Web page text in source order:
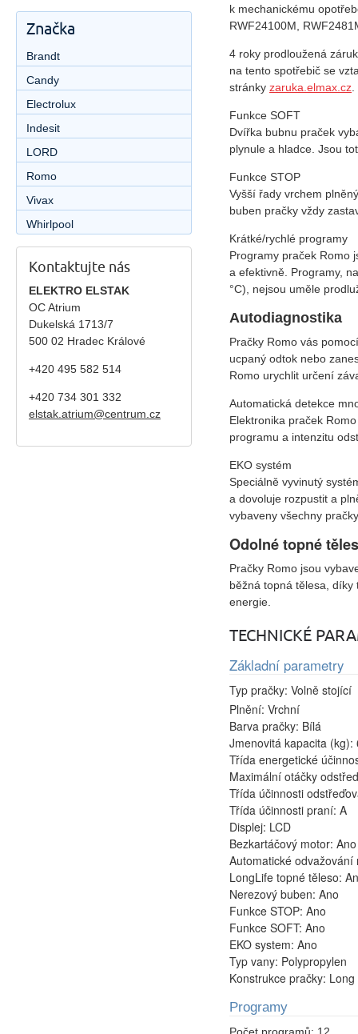
k mechanickému
RWF24100M,
4 roky prodloužená
na tento spotřebič se
stránky zaruka.elmax.cz.
Funkce SOFT
Dvířka bubnu praček
plynule a hladce. Jsou
Funkce STOP
Vyšší řady vrchem
buben pračky vždy
Krátké/rychlé programy
Programy praček Romo
a efektivně. Programy,
°C), nejsou uměle
Autodiagnostika
Pračky Romo vás
ucpaný odtok nebo
Romo urychlit určení
Automatická detekce
Elektronika praček
programu a intenzitu
EKO systém
Speciálně vyvinutý
a dovoluje rozpustit a
vybaveny všechny
Odolné topné
Pračky Romo jsou
běžná topná tělesa,
energie.
TECHNICKÉ
Základní parametry
Typ pračky: Volně stojící
Plnění: Vrchní
Barva pračky: Bílá
Jmenovitá kapacita (kg):
Třída energetické
Maximální otáčky
Třída účinnosti
Třída účinnosti praní: A
Displej: LCD
Bezkartáčový motor: Ano
Automatické
LongLife topné těleso:
Nerezový buben: Ano
Funkce STOP: Ano
Funkce SOFT: Ano
EKO system: Ano
Typ vany: Polypropylen
Konstrukce pračky:
Programy
Značka
Brandt
Candy
Electrolux
Indesit
LORD
Romo
Vivax
Whirlpool
Kontaktujte nás
ELEKTRO ELSTAK
OC Atrium
Dukelská 1713/7
500 02 Hradec Králové
+420 495 582 514
+420 734 301 332
elstak.atrium@centrum.cz